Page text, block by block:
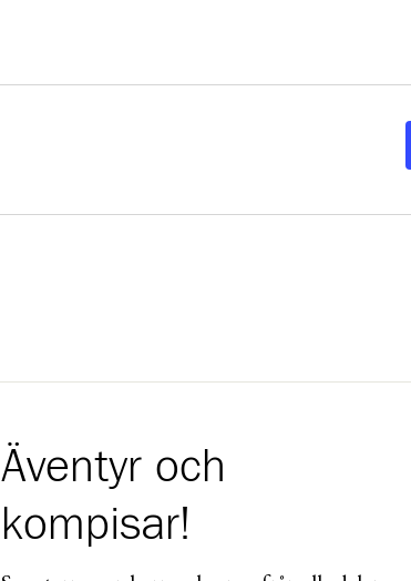
Äventyr och
kompisar!